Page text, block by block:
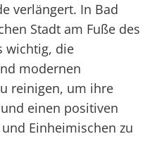
verlängert. In Bad
Stadt am Fuße des
wichtig, die
modernen
reinigen, um ihre
einen positiven
Einheimischen zu